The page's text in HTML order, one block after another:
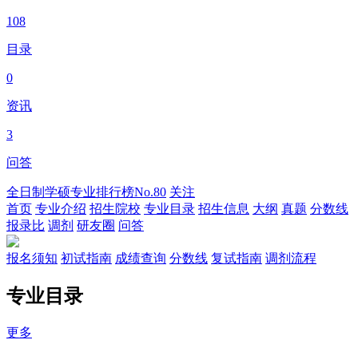
108
目录
0
资讯
3
问答
全日制学硕专业排行榜No.80 关注
首页 专业介绍 招生院校 专业目录 招生信息 大纲 真题 分数线
报录比 调剂 研友圈 问答
报名须知 初试指南 成绩查询 分数线 复试指南 调剂流程
专业目录
更多